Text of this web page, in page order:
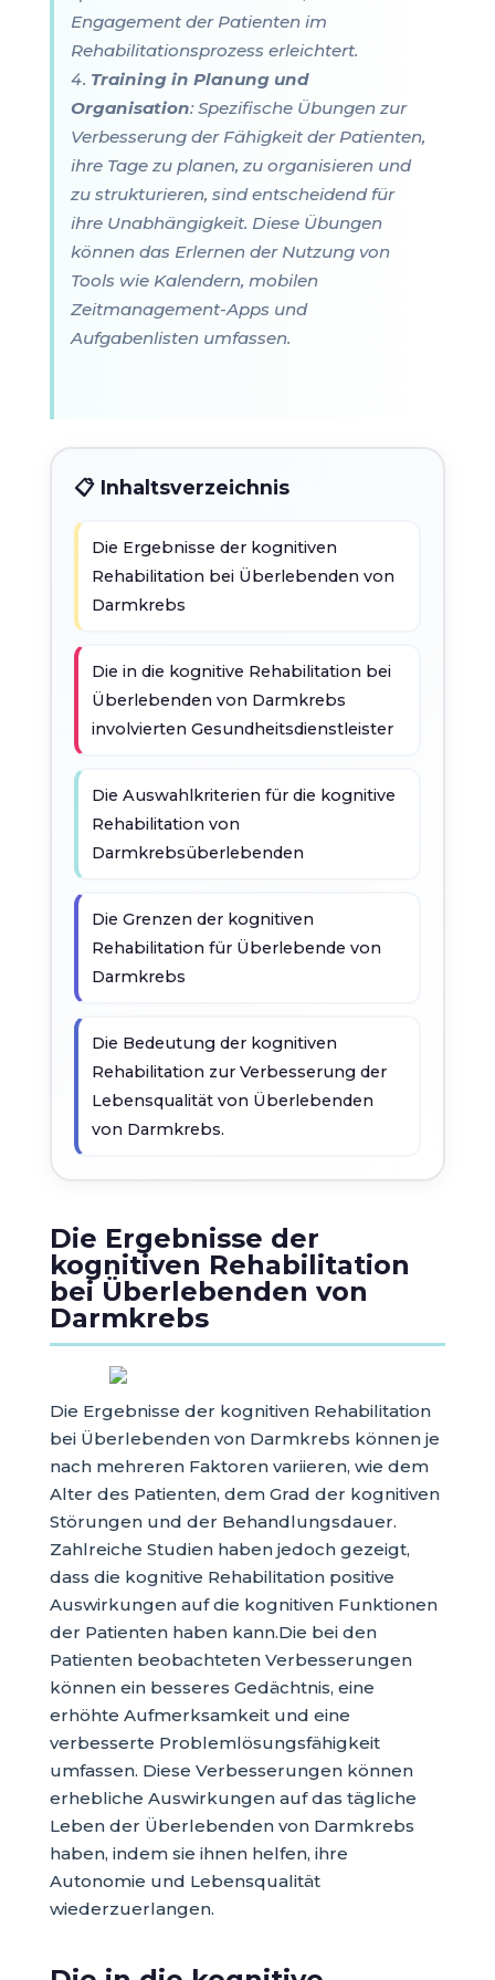
Engagement der Patienten im
Rehabilitationsprozess erleichtert.
Training in Planung und
Organisation: Spezifische Übungen zur
Verbesserung der Fähigkeit der Patienten,
ihre Tage zu planen, zu organisieren und
zu strukturieren, sind entscheidend für
ihre Unabhängigkeit. Diese Übungen
können das Erlernen der Nutzung von
Tools wie Kalendern, mobilen
Zeitmanagement-Apps und
Aufgabenlisten umfassen.
📋 Inhaltsverzeichnis
Die Ergebnisse der kognitiven
Rehabilitation bei Überlebenden von
Darmkrebs
Die in die kognitive Rehabilitation bei
Überlebenden von Darmkrebs
involvierten Gesundheitsdienstleister
Die Auswahlkriterien für die kognitive
Rehabilitation von
Darmkrebsüberlebenden
Die Grenzen der kognitiven
Rehabilitation für Überlebende von
Darmkrebs
Die Bedeutung der kognitiven
Rehabilitation zur Verbesserung der
Lebensqualität von Überlebenden
von Darmkrebs.
Die Ergebnisse der
kognitiven Rehabilitation
bei Überlebenden von
Darmkrebs
Die Ergebnisse der kognitiven Rehabilitation
bei Überlebenden von Darmkrebs können je
nach mehreren Faktoren variieren, wie dem
Alter des Patienten, dem Grad der kognitiven
Störungen und der Behandlungsdauer.
Zahlreiche Studien haben jedoch gezeigt,
dass die kognitive Rehabilitation positive
Auswirkungen auf die kognitiven Funktionen
der Patienten haben kann.Die bei den
Patienten beobachteten Verbesserungen
können ein besseres Gedächtnis, eine
erhöhte Aufmerksamkeit und eine
verbesserte Problemlösungsfähigkeit
umfassen. Diese Verbesserungen können
erhebliche Auswirkungen auf das tägliche
Leben der Überlebenden von Darmkrebs
haben, indem sie ihnen helfen, ihre
Autonomie und Lebensqualität
wiederzuerlangen.